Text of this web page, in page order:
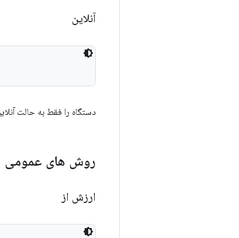
آنلاین
دستگاه را فقط به حالت
روش های عمومی
ارزش از